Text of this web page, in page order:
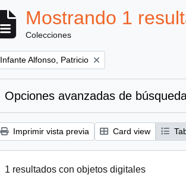
Mostrando 1
Colecciones
Remove filter:
Infante Alfonso, Patricio
Opciones avanzadas de
Imprimir vista previa Card view
1 resultados con objetos digitales